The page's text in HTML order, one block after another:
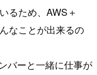
るため、AWS＋
なことが出来るの
バーと一緒に仕事が